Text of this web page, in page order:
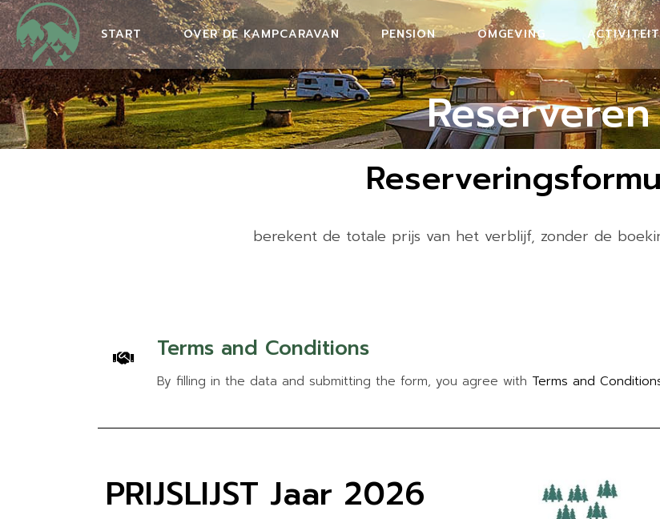
START OVER DE KAMPCARAVAN PENSION OMGEVING
Reserveren
Preise
berekent de totale prijs van het verblijf, zonder de
Terms and Conditions
By filling in the data and submitting the form, you agree with Terms and
PRIJSLIJST Jaar 2026